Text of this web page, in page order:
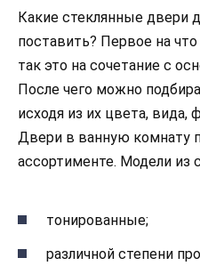
Какие стеклянные двери
поставить? Первое на
так это на сочетание с
После чего можно
исходя из их цвета, вида,
Двери в ванную комнату
ассортименте. Модели из
тонированные;
различной степени